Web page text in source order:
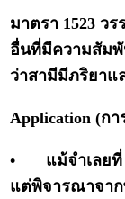
มาตรา 1523 ว
อื่นที่มีความสัม
ว่าสามีมีภริยาแ
Application (ก
•
แม้จำเลย
แต่พิจารณาจา